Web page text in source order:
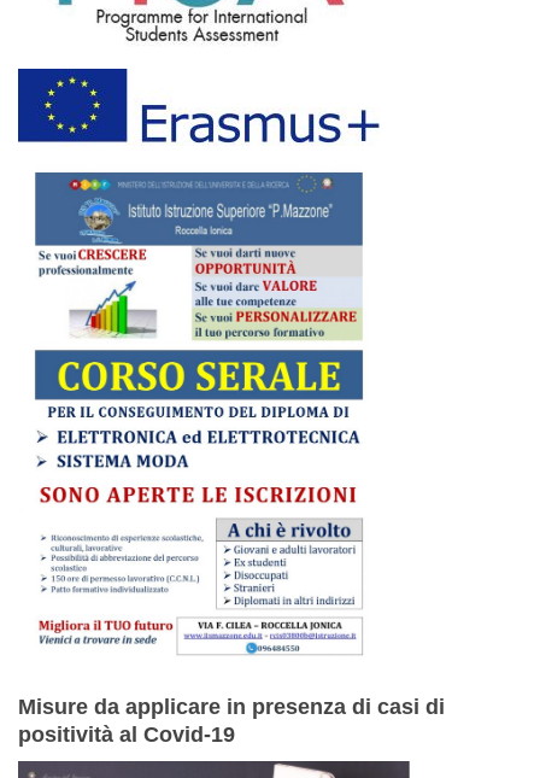
Misure da applicare in presenza di casi di
positività al Covid-19